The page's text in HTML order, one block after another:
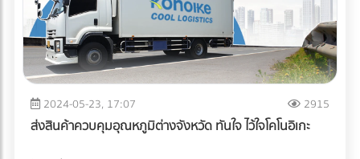
Hydraulic ของเรามีรูปแบบการสเปรย์ทั้งแบบ Flat, Full cone,
Hollow cone หรือพวกแบบ High pressure สำหรับหน้างานที่
ต้องการเปรย์บนคอนเวเยอร์หรือตามในเครื่องล้างอัตโนมัติ
ต่างๆ เราสามารถแนะนำ มุมในการสเปรย์และ แนะนำการใช้น้ำตาม
แรงดันที่ลูกค้ากำหนดได้ ซึ่งเรามีทั้งรุ่นพลาสติกสำหรับทนสาร
เคมี และรุ่นส แตนเลสตามความต้องการของลูกค้า เป่าแห้งด้วย
หัวเป่าลม หลังจากขั้นตอนล้างเรียบร้อยลูกค้าบางอุตสาหกรรม
คลองดำเนินสะดวก ซึ่งมีทั้งบ้านเรือนทรงไทยประยุกต์ ศาลาริม
น้ำ เรือพาย ท่ามกลางสายน้ำที่ใสสะอาด ทำให้รู้สึกร่มรื่นและผ่อน
คลาย กิจกรรมการท่องเที่ยว นอกจากการเที่ยวชมและซื้อสินค้า
ในตลาดน้ำแล้ว ยังมีกิจกรรมอื่นๆ ให้ได้สัมผัสบรรยากาศอย่าง
เต็มที่ ไม่ว่าจะเป็นการพายเรือคายัค ล่องเรือรับประทานอาหาร
นวดแผนโบราณ และชมการแสดงพื้นบ้าน เทศกาลประจำปี ตลาด
น้ำดำเนินสะดวกจัดเทศกาลประจำปีที่น่าสนใจหลายเทศกาล อาทิ
เทศกาลแข่งเรือยาวประเพณี เทศกาลกินปลากราย เทศกาลแพ
2024-05-23, 17:07 2915
ส่งสินค้าควบคุมอุณหภูมิต่างจังหวัด ทันใจ ไว้ใจโคโนอิเกะ